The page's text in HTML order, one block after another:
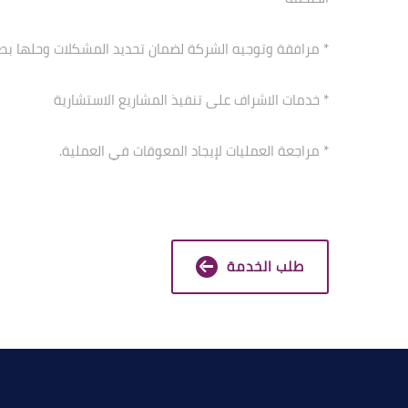
* مرافقة وتوجيه الشركة لضمان تحديد المشكلات وحلها
* خدمات الاشراف على تنفيذ المشاريع الاستشارية
* مراجعة العمليات لإيجاد المعوقات في العملية.
طلب الخدمة